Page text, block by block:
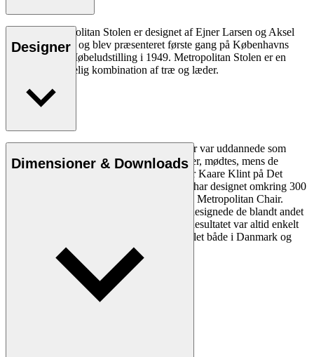
LM92T Metropolitan Stolen er designet af Ejner Larsen og Aksel
Bender Madsen og blev præsenteret første gang på Københavns
Snedkerlaugs Møbeludstilling i 1949. Metropolitan Stolen er en
smuk og behagelig kombination af træ og læder.
Læs mere
Designer
Ejner Larsen og Aksel Bender Madsen, der var uddannede som
henholdsvis møbelpolstrer og møbelsnedker, mødtes, mens de
studerede ved den førende danske designer Kaare Klint på Det
Kongelige Danske Kunstakademi. Duoen har designet omkring 300
værker sammen, blandt andet den ikoniske Metropolitan Chair.
Selvom stole var deres foretrukne møbel, designede de blandt andet
også interiører til soveværelser og reoler. Resultatet var altid enkelt
og tidløst, og deres værker har været udstillet både i Danmark og
internationalt.
Læs mere om Larsen & Bender Madsen
Dimensioner & Downloads